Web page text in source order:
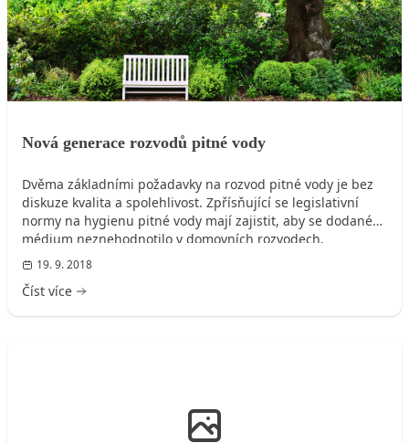
Nová generace rozvodů pitné vody
Dvěma základními požadavky na rozvod pitné vody je bez
diskuze kvalita a spolehlivost. Zpřísňující se legislativní
normy na hygienu pitné vody mají zajistit, aby se dodané
médium neznehodnotilo v domovních rozvodech,
spolehlivost jde pak ruku v ruce s životností potrubí, která
by měla dosáhnout minimálně 50 let.
19. 9. 2018
Číst více